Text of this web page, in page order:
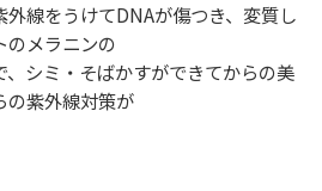
線をうけてDNAが傷つき、変質し
のメラニンの
シミ・そばかすができてからの美
の紫外線対策が